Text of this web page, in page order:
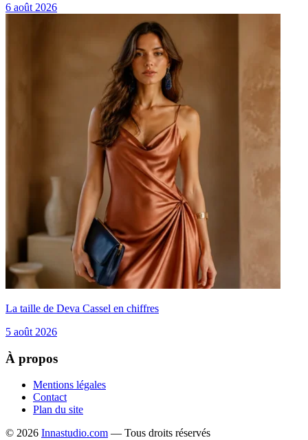
6 août 2026
La taille de Deva Cassel en chiffres
5 août 2026
À propos
Mentions légales
Contact
Plan du site
© 2026 Innastudio.com — Tous droits réservés